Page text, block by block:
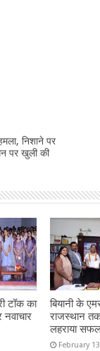
निशाने पर
पर खुली की
टॉक का
बियानी के
राजस्थान
लहराया
February